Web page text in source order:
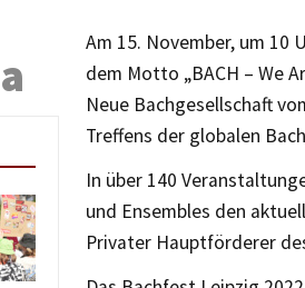
Am 15. November, um
dem Motto „BACH – We
Neue Bachgesellschaft
Treffens der globalen
In über 140
und Ensembles den
Privater Hauptförderer